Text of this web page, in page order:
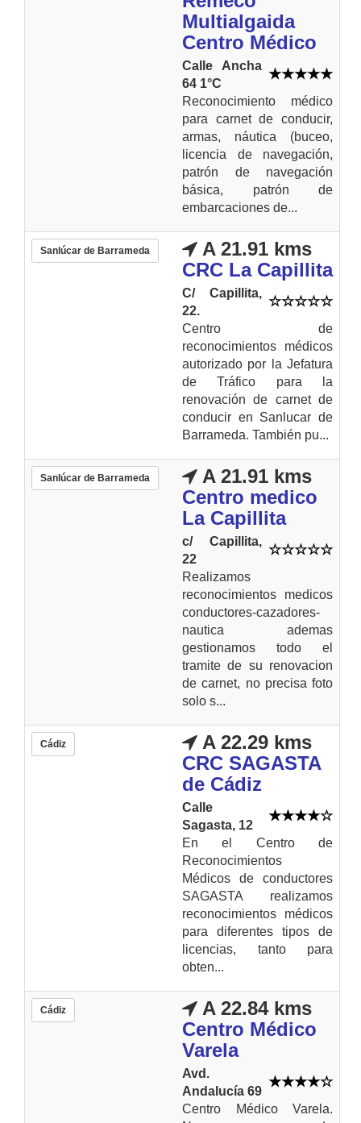
Multialgaida
Centro Médico
Calle Ancha
64 1°C
Reconocimiento médico
para carnet de conducir,
armas, náutica (buceo,
licencia de navegación,
patrón de navegación
básica, patrón de
embarcaciones de...
Sanlúcar de Barrameda
A 21.91 kms
CRC La Capillita
C/ Capillita,
22.
Centro de
reconocimientos médicos
autorizado por la Jefatura
de Tráfico para la
renovación de carnet de
conducir en Sanlucar de
Barrameda. También pu...
Sanlúcar de Barrameda
A 21.91 kms
Centro medico
La Capillita
c/ Capillita,
22
Realizamos
reconocimientos medicos
conductores-cazadores-
nautica ademas
gestionamos todo el
tramite de su renovacion
de carnet, no precisa foto
solo s...
Cádiz
A 22.29 kms
CRC SAGASTA
de Cádiz
Calle
Sagasta, 12
En el Centro de
Reconocimientos
Médicos de conductores
SAGASTA realizamos
reconocimientos médicos
para diferentes tipos de
licencias, tanto para
obten...
Cádiz
A 22.84 kms
Centro Médico
Varela
Avd.
Andalucía 69
Centro Médico Varela.